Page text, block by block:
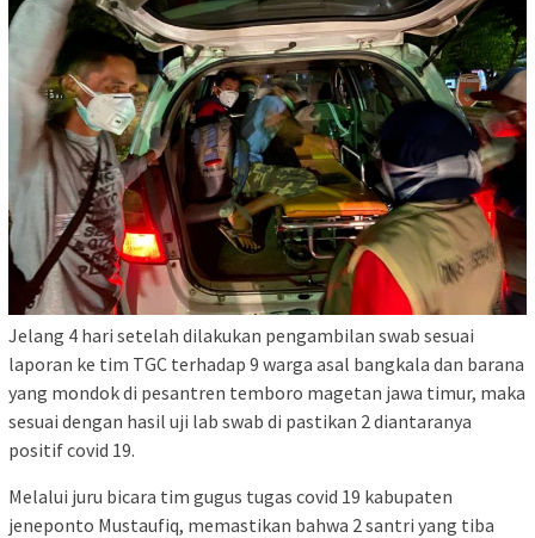
Jelang 4 hari setelah dilakukan pengambilan swab sesuai
laporan ke tim TGC terhadap 9 warga asal bangkala dan barana
yang mondok di pesantren temboro magetan jawa timur, maka
sesuai dengan hasil uji lab swab di pastikan 2 diantaranya
positif covid 19.
Melalui juru bicara tim gugus tugas covid 19 kabupaten
jeneponto Mustaufiq, memastikan bahwa 2 santri yang tiba